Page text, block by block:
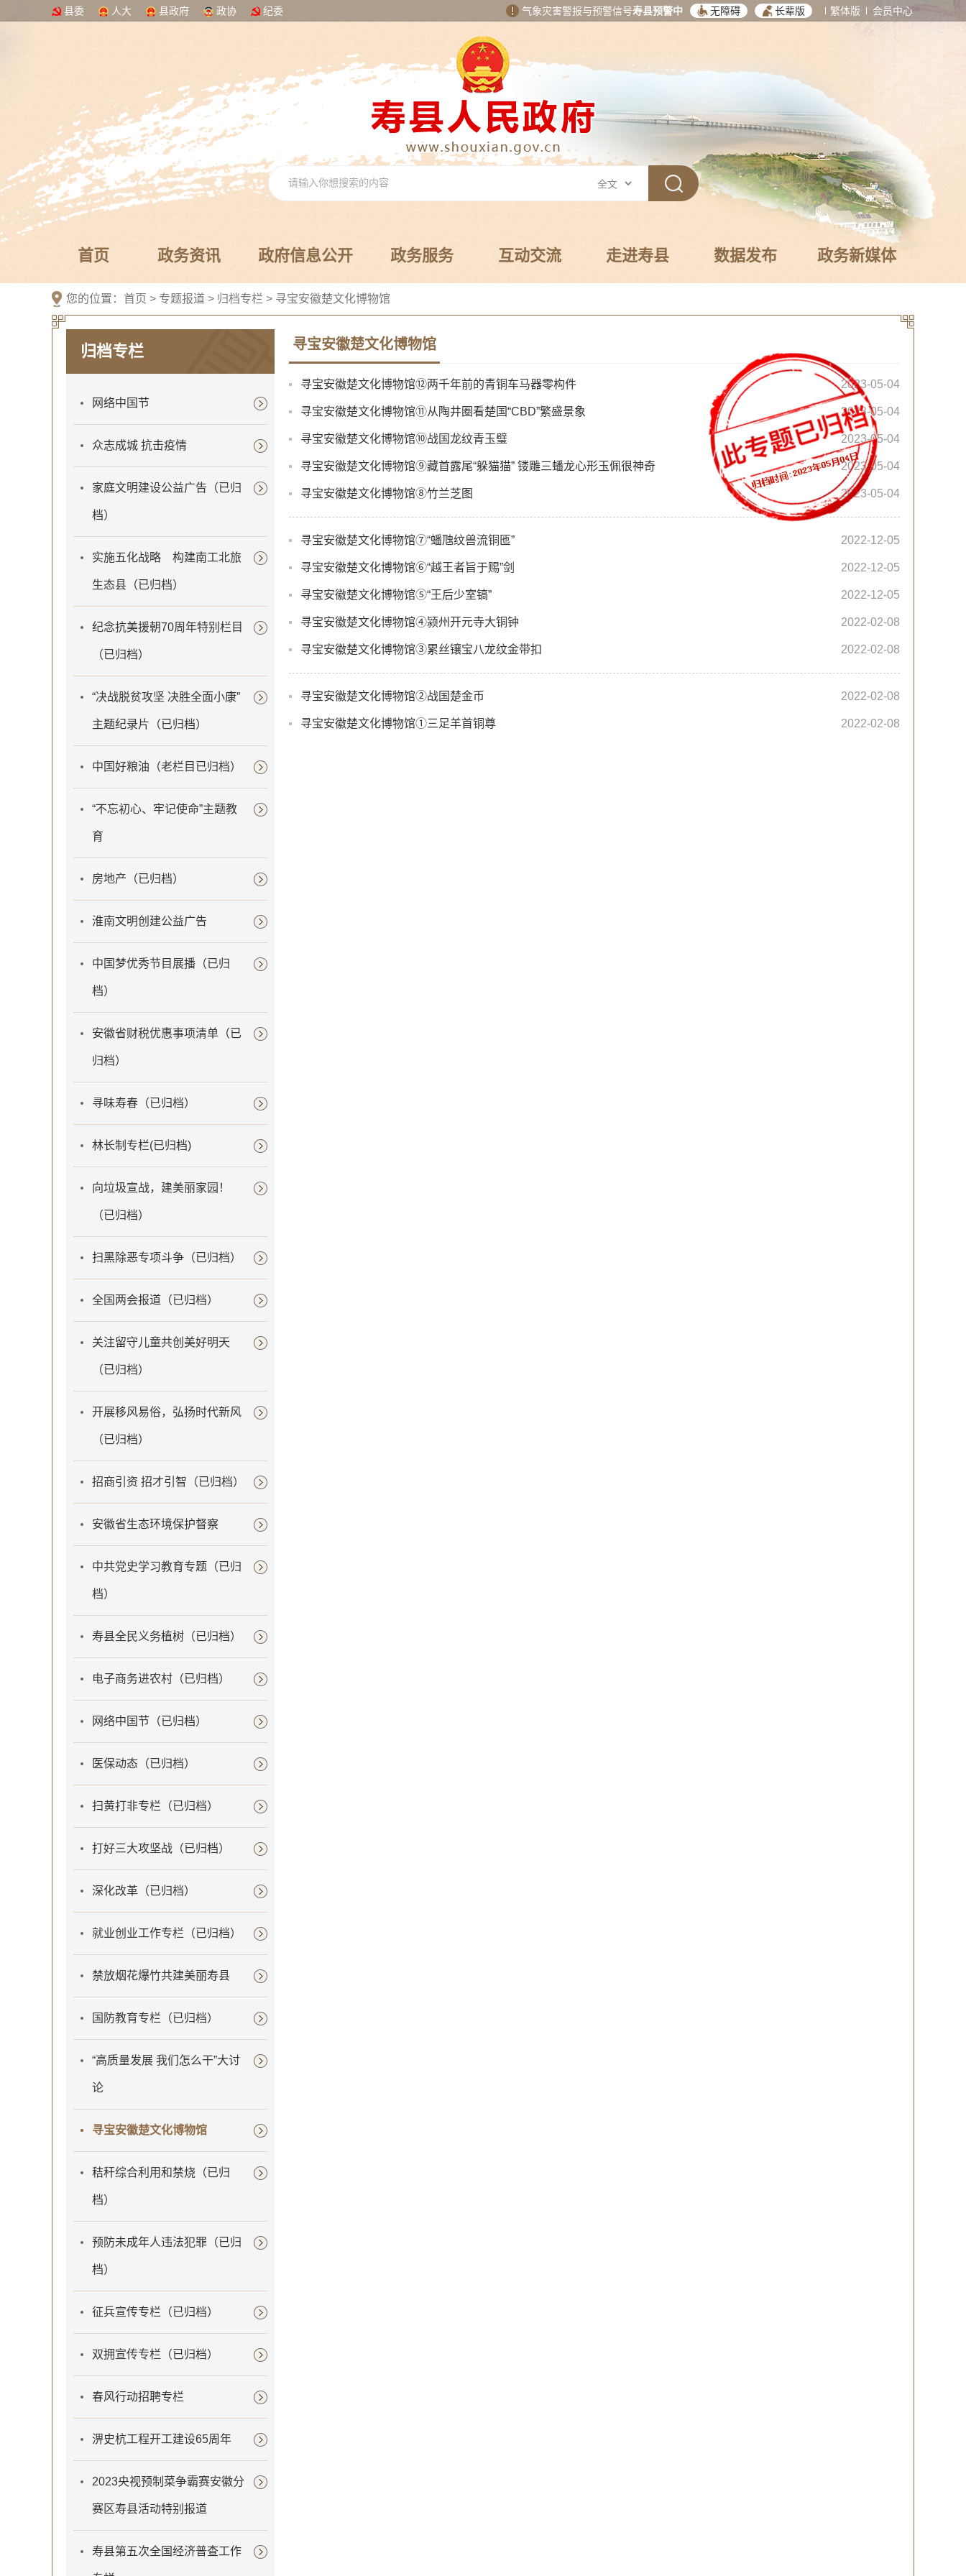
县委 人大 县政府 政协 纪委 气象灾害警报与预警信号寿县预警中 无障碍 长辈版 繁体版 会员中心
首页 政务资讯 政府信息公开 政务服务 互动交流 走进寿县 数据发布 政务新媒体
您的位置： 首页 > 专题报道 > 归档专栏 > 寻宝安徽楚文化博物馆
归档专栏
网络中国节
众志成城 抗击疫情
家庭文明建设公益广告（已归
档）
实施五化战略 构建南工北旅
生态县（已归档）
纪念抗美援朝70周年特别栏目
（已归档）
“决战脱贫攻坚 决胜全面小康”
主题纪录片（已归档）
中国好粮油（老栏目已归档）
“不忘初心、牢记使命”主题教
育
房地产（已归档）
淮南文明创建公益广告
中国梦优秀节目展播（已归
档）
安徽省财税优惠事项清单（已
归档）
寻味寿春（已归档）
林长制专栏(已归档)
向垃圾宣战，建美丽家园！
（已归档）
扫黑除恶专项斗争（已归档）
全国两会报道（已归档）
关注留守儿童共创美好明天
（已归档）
开展移风易俗，弘扬时代新风
（已归档）
招商引资 招才引智（已归档）
安徽省生态环境保护督察
中共党史学习教育专题（已归
档）
寿县全民义务植树（已归档）
电子商务进农村（已归档）
网络中国节（已归档）
医保动态（已归档）
扫黄打非专栏（已归档）
打好三大攻坚战（已归档）
深化改革（已归档）
就业创业工作专栏（已归档）
禁放烟花爆竹共建美丽寿县
国防教育专栏（已归档）
“高质量发展 我们怎么干”大讨
论
寻宝安徽楚文化博物馆
秸秆综合利用和禁烧（已归
档）
预防未成年人违法犯罪（已归
档）
征兵宣传专栏（已归档）
双拥宣传专栏（已归档）
春风行动招聘专栏
淠史杭工程开工建设65周年
2023央视预制菜争霸赛安徽分
赛区寿县活动特别报道
寿县第五次全国经济普查工作
寻宝安徽楚文化博物馆
寻宝安徽楚文化博物馆⑫两千年前的青铜车马器零构件 2023-05-04
寻宝安徽楚文化博物馆⑪从陶井圈看楚国“CBD”繁盛景象 2023-05-04
寻宝安徽楚文化博物馆⑩战国龙纹青玉璧 2023-05-04
寻宝安徽楚文化博物馆⑨藏首露尾“躲猫猫” 镂雕三蟠龙心形玉佩很神奇 2023-05-04
寻宝安徽楚文化博物馆⑧竹兰芝图 2023-05-04
寻宝安徽楚文化博物馆⑦“蟠虺纹兽流铜匜” 2022-12-05
寻宝安徽楚文化博物馆⑥“越王者旨于赐”剑 2022-12-05
寻宝安徽楚文化博物馆⑤“王后少室镐” 2022-12-05
寻宝安徽楚文化博物馆④颍州开元寺大铜钟 2022-02-08
寻宝安徽楚文化博物馆③累丝镶宝八龙纹金带扣 2022-02-08
寻宝安徽楚文化博物馆②战国楚金币 2022-02-08
寻宝安徽楚文化博物馆①三足羊首铜尊 2022-02-08